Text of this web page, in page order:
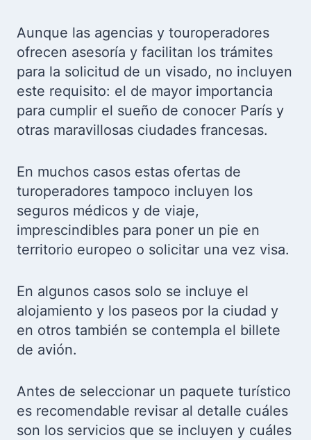
Aunque las agencias y touroperadores
ofrecen asesoría y facilitan los trámites
para la solicitud de un visado, no incluyen
este requisito: el de mayor importancia
para cumplir el sueño de conocer París y
otras maravillosas ciudades francesas.
En muchos casos estas ofertas de
turoperadores tampoco incluyen los
seguros médicos y de viaje,
imprescindibles para poner un pie en
territorio europeo o solicitar una vez visa.
En algunos casos solo se incluye el
alojamiento y los paseos por la ciudad y
en otros también se contempla el billete
de avión.
Antes de seleccionar un paquete turístico
es recomendable revisar al detalle cuáles
son los servicios que se incluyen y cuáles